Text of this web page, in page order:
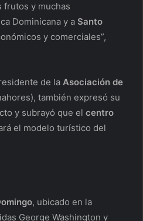
frutos y muchas
Dominicana y a Santo
y comerciales”,
de la Asociación de
también expresó su
y subrayó que el centro
el modelo turístico del
, ubicado en la
George Washington y